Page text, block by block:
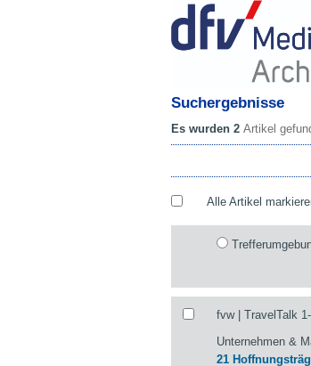
Suchergebnisse
Es wurden 2 Artikel
Alle Artikel
fvw | TravelTalk
Unternehmen &
21